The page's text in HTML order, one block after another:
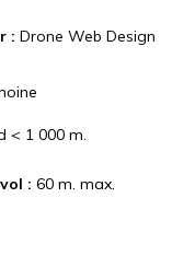
: Drone Web Design
< 1 000 m.
: 60 m. max.